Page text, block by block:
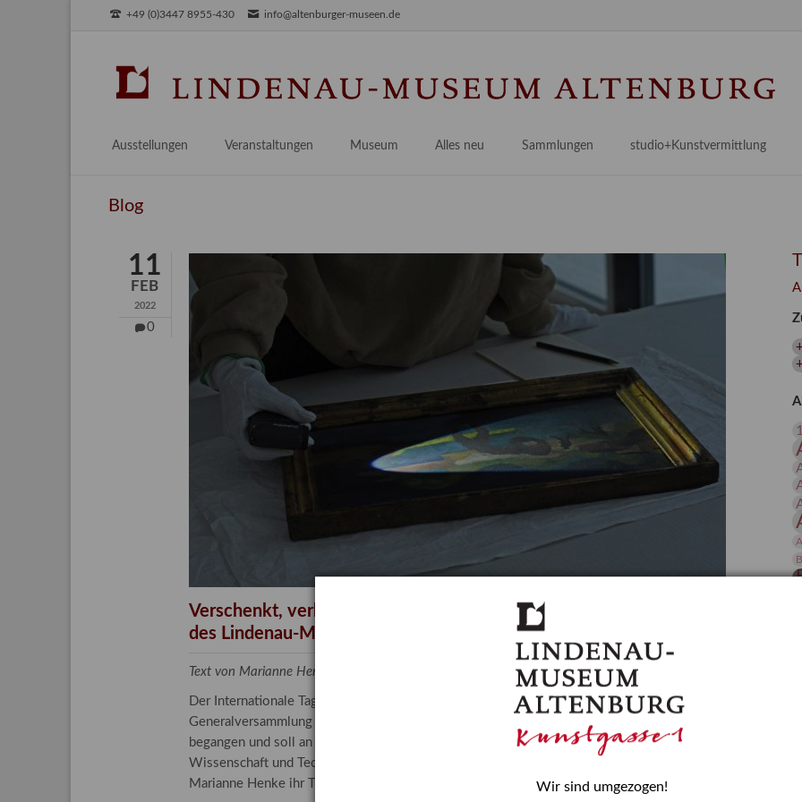
+49 (0)3447 8955-430 info@altenburger-museen.de
Ausstellungen
Aktuell
Veranstaltungen Museum
Praktikum / Praxisprojekt
Bestandskataloge & Editionen
Gesamtverzeichnis
Kalender
Alles neu
Provenienzforschung
Kulturelle Vermittlung
Länderübergreifende kulturtouristische Ziele
Sammlungen
Malerei 17.–19. Jh.
Deutsche Malerei 20./21. Jh.
Grafische Sammlung
Kunstbibliothek
Restaurierung
Forschung
studio+Kunstvermittlung
Angebote für Erwachsene
Angebote für Kitas
Blog
11
FEB
2022
0
Verschenkt, verkauft, vergessen? – Kunstdetektivinnen im Dienste
des Lindenau-Museums
Text von Marianne Henke, Provenienzforscherin am Lindenau-Museum Altenburg
Der Internationale Tag der Frauen und Mädchen in der Wissenschaft wurde 2015 in der
Generalversammlung der Vereinten Nationen beschlossen. Er wird jährlich am 11. Februar
begangen und soll an die entscheidende Rolle erinnern, die Mädchen und Frauen in
Wissenschaft und Technologie spielen. In ihrem Blogbeitrag stellt Provenienzforscherin
Marianne Henke ihr Tätigkeitsfeld vor.
Wir sind umgezogen!